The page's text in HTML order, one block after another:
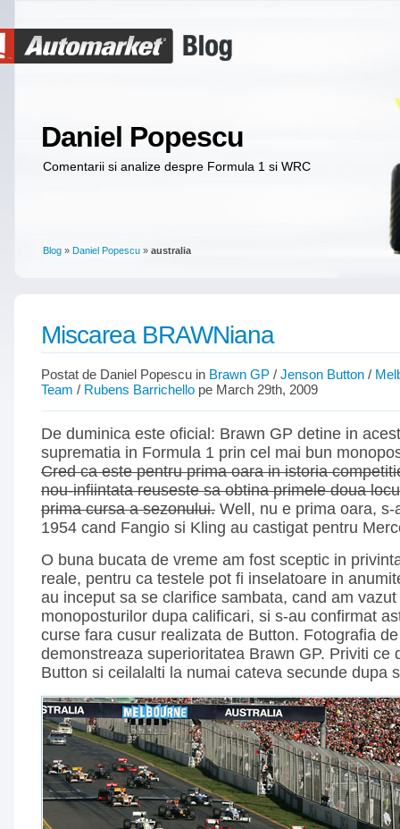
Daniel Popescu
Comentarii si analize despre Formula 1 si WRC
Blog » Daniel Popescu » australia
Miscarea BRAWNiana
Postat de Daniel Popescu in Brawn GP / Jenson Button /
Team / Rubens Barrichello pe March 29th, 2009
De duminica este oficial: Brawn GP detine in
suprematia in Formula 1 prin cel mai bun
Cred ca este pentru prima oara in istoria
nou-infiintata reuseste sa obtina primele doua
prima cursa a sezonului. Well, nu e prima oara,
1954 cand Fangio si Kling au castigat pentru
O buna bucata de vreme am fost sceptic in
reale, pentru ca testele pot fi inselatoare in
au inceput sa se clarifice sambata, cand am
monoposturilor dupa calificari, si s-au confirmat
curse fara cusur realizata de Button. Fotografia
demonstreaza superioritatea Brawn GP. Priviti ce
Button si ceilalalti la numai cateva secunde dupa